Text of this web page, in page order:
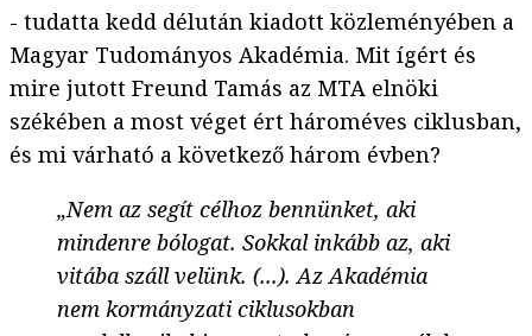
- tudatta kedd délután kiadott közleményében a
Magyar Tudományos Akadémia. Mit ígért és
mire jutott Freund Tamás az MTA elnöki
székében a most véget ért hároméves ciklusban,
és mi várható a következő három évben?
„Nem az segít célhoz bennünket, aki
mindenre bólogat. Sokkal inkább az, aki
vitába száll velünk. (...). Az Akadémia
nem kormányzati ciklusokban